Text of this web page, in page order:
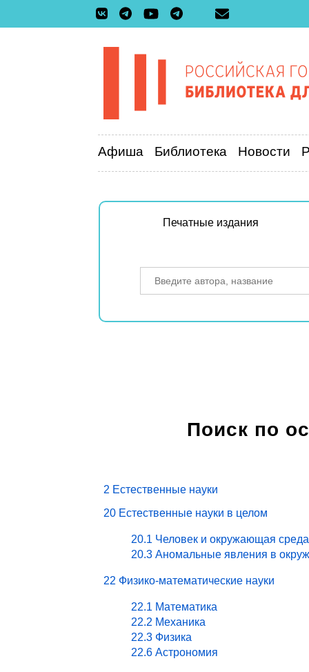
Афиша Библиотека Новости
Печатные издания
Поиск по
2 Естественные науки
20 Естественные науки в целом
20.1 Человек и окружающая
20.3 Аномальные явления в
22 Физико-математические науки
22.1 Математика
22.2 Механика
22.3 Физика
22.6 Астрономия